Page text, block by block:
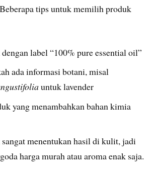
tips untuk memilih produk
label “100% pure essential oil”
ada informasi botani, misal
untuk lavender
yang menambahkan bahan kimia
menentukan hasil di kulit, jadi
harga murah atau aroma enak saja.